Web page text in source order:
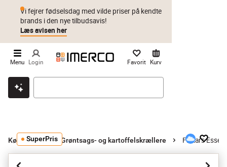
Klik & hent Byt i 1 år Prismatch
Vi fejrer fødselsdag med vilde priser på kendte
brands i den nye tilbudsavis!
Læs avisen her
Menu Login Favorit Kurv
Køkkengrej Grøntsags- og kartoffelskrællere Fiskars
SuperPris